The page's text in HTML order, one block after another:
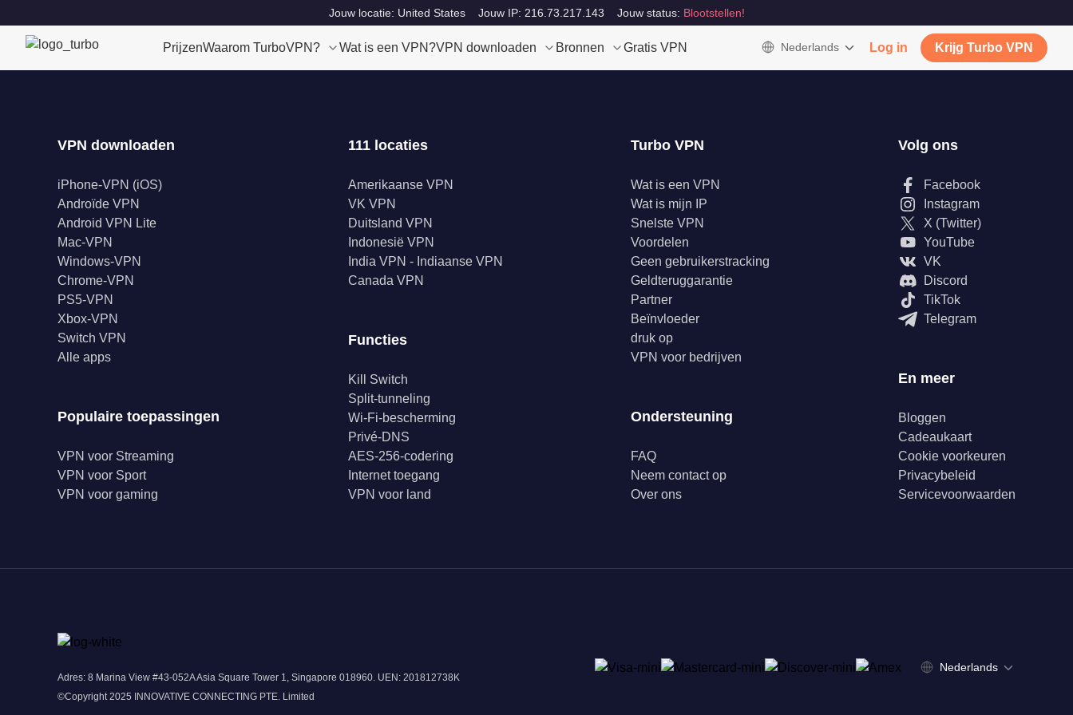
Jouw locatie: United States Jouw IP: 216.73.217.143 Jouw status: Blootstellen!
PrijzenWaarom TurboVPN? Wat is een VPN?VPN downloaden Bronnen Gratis VPN Nederlands Log in Krijg Turbo VPN
VPN downloaden
iPhone-VPN (iOS)
Androïde VPN
Android VPN Lite
Mac-VPN
Windows-VPN
Chrome-VPN
PS5-VPN
Xbox-VPN
Switch VPN
Alle apps
Populaire toepassingen
VPN voor Streaming
VPN voor Sport
VPN voor gaming
111 locaties
Amerikaanse VPN
VK VPN
Duitsland VPN
Indonesië VPN
India VPN - Indiaanse VPN
Canada VPN
Functies
Kill Switch
Split-tunneling
Wi-Fi-bescherming
Privé-DNS
AES-256-codering
Internet toegang
VPN voor land
Turbo VPN
Wat is een VPN
Wat is mijn IP
Snelste VPN
Voordelen
Geen gebruikerstracking
Geldteruggarantie
Partner
Beïnvloeder
druk op
VPN voor bedrijven
Ondersteuning
FAQ
Neem contact op
Over ons
Volg ons
Facebook
Instagram
X (Twitter)
YouTube
VK
Discord
TikTok
Telegram
En meer
Bloggen
Cadeaukaart
Cookie voorkeuren
Privacybeleid
Servicevoorwaarden
Adres: 8 Marina View #43-052A Asia Square Tower 1, Singapore 018960. UEN: 201812738K
©Copyright 2025 INNOVATIVE CONNECTING PTE. Limited
Nederlands